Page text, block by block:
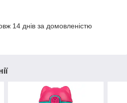
14 днів за домовленістю